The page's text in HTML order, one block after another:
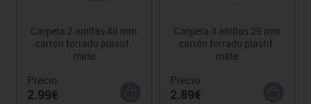
Carpeta 2 anillas 40 mm
cartón forrado plastif.
mate
Precio
2.99€
Carpeta 4 anillas 25 mm
cartón forrado plastif.
mate
Precio
2.89€